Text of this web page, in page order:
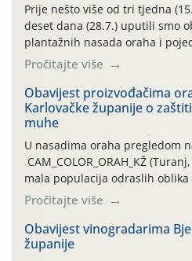
Prije nešto više od tri tjedna
deset dana (28.7.) uputili smo
plantažnih nasada oraha i
leta i ovogodišnjoj potrebi
orahove muhe (Rhagoletis
traje drugi ovogodišnji
izražen zadnja šest dana
temperature zraka
Pročitajte više
Obavijest proizvođačima
Karlovačke županije o
muhe
U nasadima oraha pregledom
CAM_COLOR_ORAH_KŽ
mala populacija odraslih
(Rhagoletis completa). Niska
činjenicom da je riječ o
urodom, što je povezano i s
jedinki. U starijim nasadima,
Pročitajte više
Obavijest vinogradarima
županije